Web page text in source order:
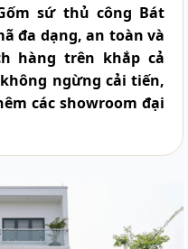
sứ thủ công Bát
đa dạng, an toàn và
hàng trên khắp cả
ngừng cải tiến,
các showroom đại